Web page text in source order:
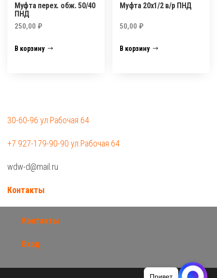
Муфта перех. обж. 50/40
ПНД
250,00 ₽
В корзину
Муфта 20х1/2 в/р ПНД
50,00₽
В корзину
30-60-96 ул.Рабочая 64
+7 927-179-90-90 ул.Рабочая 64
wdw-d@mail.ru
Контакты
Контакты
Вход